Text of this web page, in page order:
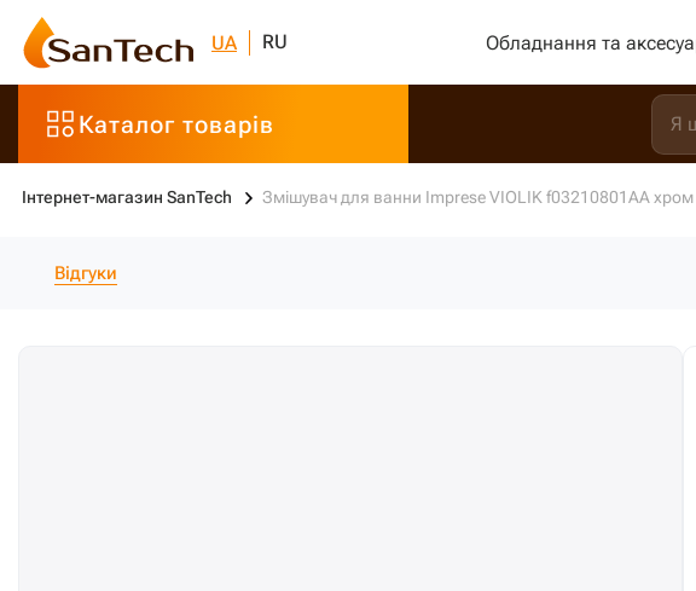
UA RU Обладнання та
Каталог товарів
Інтернет-магазин SanTech Змішувач для ванни Imprese VIOLIK f03210801AA хром
Відгуки